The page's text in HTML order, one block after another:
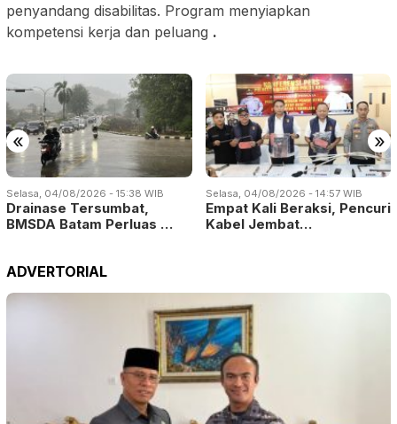
penyandang disabilitas. Program menyiapkan
kompetensi kerja dan peluang .
« »
Selasa, 04/08/2026 - 15:38 WIB
Drainase Tersumbat,
BMSDA Batam Perluas …
Selasa, 04/08/2026 - 14:57 WIB
Empat Kali Beraksi, Pencuri
Kabel Jembat…
ADVERTORIAL